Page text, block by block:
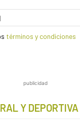
términos y condiciones
publicidad
Y DEPORTIVA